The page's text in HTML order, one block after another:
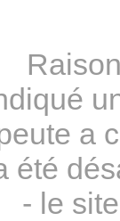
a
été
- le